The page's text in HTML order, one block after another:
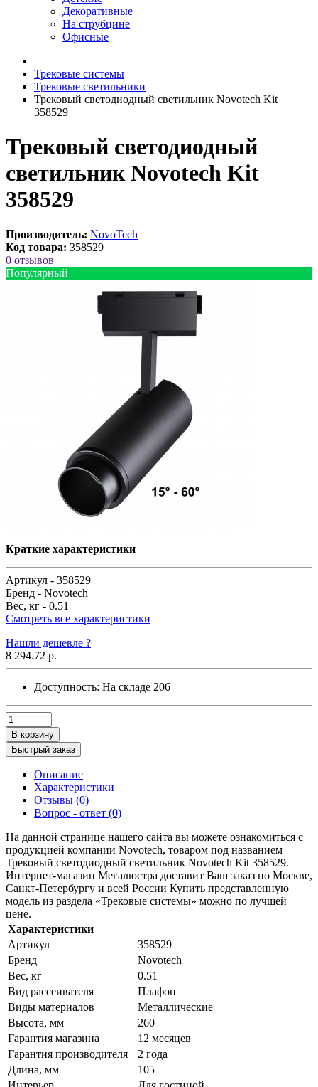
Декоративные
На струбцине
Офисные
Трековые системы
Трековые светильники
Трековый светодиодный светильник Novotech Kit
358529
Трековый светодиодный
светильник Novotech Kit
358529
Производитель: NovoTech
Код товара: 358529
0 отзывов
Популярный
Краткие характеристики
Артикул - 358529
Бренд - Novotech
Вес, кг - 0.51
Смотреть все характеристики
Нашли дешевле ?
8 294.72 р.
Доступность: На складе 206
В корзину
Быстрый заказ
Описание
Характеристики
Отзывы (0)
Вопрос - ответ (0)
На данной странице нашего сайта вы можете ознакомиться с
продукцией компании Novotech, товаром под названием
Трековый светодиодный светильник Novotech Kit 358529.
Интернет-магазин Мегалюстра доставит Ваш заказ по Москве,
Санкт-Петербургу и всей России Купить представленную
модель из раздела «Трековые системы» можно по лучшей
цене.
Характеристики
Артикул
358529
Бренд
Novotech
Вес, кг
0.51
Вид рассеивателя
Плафон
Виды материалов
Металлические
Высота, мм
260
Гарантия магазина
12 месяцев
Гарантия производителя
2 года
Длина, мм
105